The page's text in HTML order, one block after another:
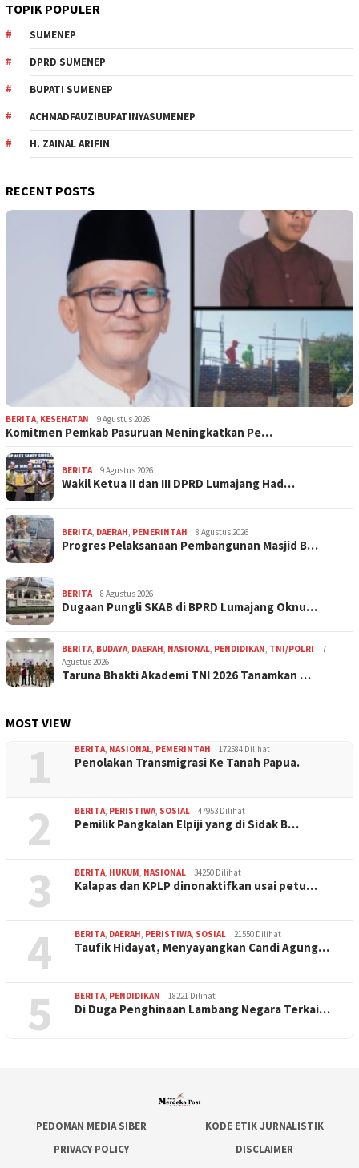
TOPIK POPULER
SUMENEP
DPRD SUMENEP
BUPATI SUMENEP
ACHMADFAUZIBUPATINYASUMENEP
H. ZAINAL ARIFIN
RECENT POSTS
BERITA, KESEHATAN 9 Agustus 2026
Komitmen Pemkab Pasuruan Meningkatkan Pe…
BERITA 9 Agustus 2026
Wakil Ketua II dan III DPRD Lumajang Had…
BERITA, DAERAH, PEMERINTAH 8 Agustus 2026
Progres Pelaksanaan Pembangunan Masjid B…
BERITA 8 Agustus 2026
Dugaan Pungli SKAB di BPRD Lumajang Oknu…
BERITA, BUDAYA, DAERAH, NASIONAL, PENDIDIKAN, TNI/POLRI
7
Agustus 2026
Taruna Bhakti Akademi TNI 2026 Tanamkan …
MOST VIEW
1 BERITA, NASIONAL, PEMERINTAH 172584 Dilihat
Penolakan Transmigrasi Ke Tanah Papua.
2 BERITA, PERISTIWA, SOSIAL 47953 Dilihat
Pemilik Pangkalan Elpiji yang di Sidak B…
3 BERITA, HUKUM, NASIONAL 34250 Dilihat
Kalapas dan KPLP dinonaktifkan usai petu…
4 BERITA, DAERAH, PERISTIWA, SOSIAL 21550 Dilihat
Taufik Hidayat, Menyayangkan Candi Agung…
5 BERITA, PENDIDIKAN 18221 Dilihat
Di Duga Penghinaan Lambang Negara Terkai…
PEDOMAN MEDIA SIBER
KODE ETIK JURNALISTIK
PRIVACY POLICY
DISCLAIMER